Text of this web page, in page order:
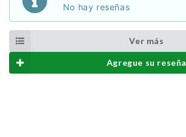
No hay reseñas
Ver más
Agregue su reseña